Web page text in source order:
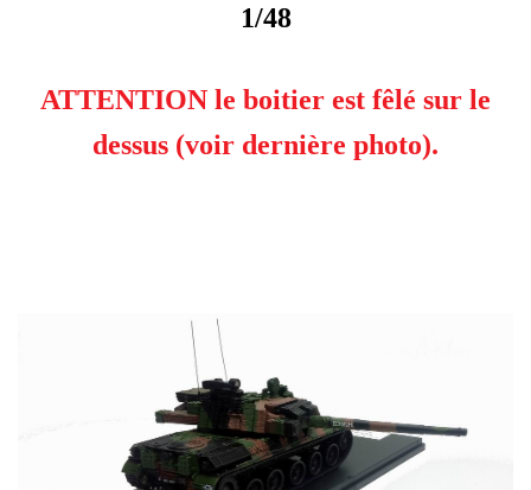
1/48
ATTENTION le boitier est fêlé sur le
dessus (voir dernière photo).